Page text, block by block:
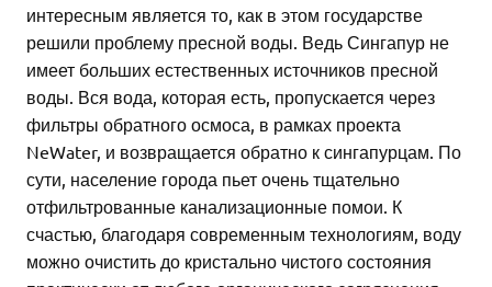
интересным является то, как в этом государстве
решили проблему пресной воды. Ведь Сингапур не
имеет больших естественных источников пресной
воды. Вся вода, которая есть, пропускается через
фильтры обратного осмоса, в рамках проекта
NeWater, и возвращается обратно к сингапурцам. По
сути, население города пьет очень тщательно
отфильтрованные канализационные помои. К
счастью, благодаря современным технологиям, воду
можно очистить до кристально чистого состояния